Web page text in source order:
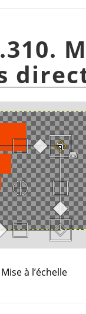
Mise à l’échelle